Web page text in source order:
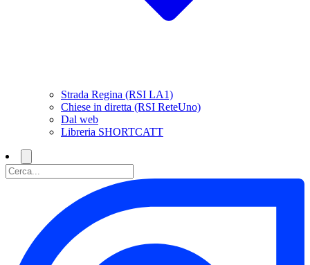
Strada Regina (RSI LA1)
Chiese in diretta (RSI ReteUno)
Dal web
Libreria SHORTCATT